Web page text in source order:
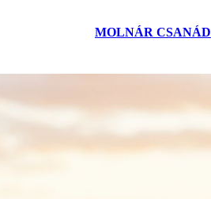
MOLNÁR CSANÁD